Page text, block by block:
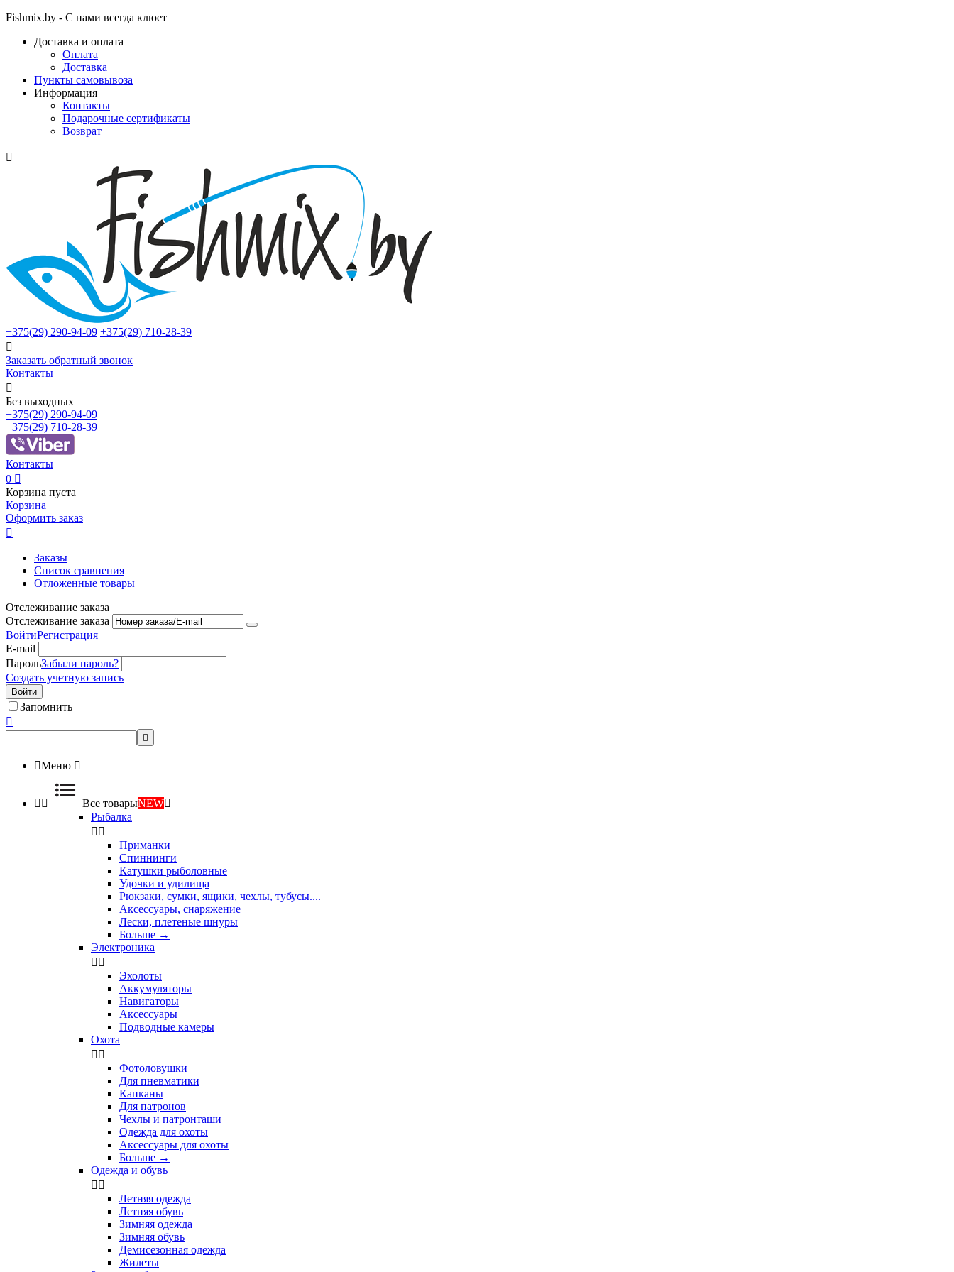
Fishmix.by - С нами всегда клюет
Доставка и оплата
Оплата
Доставка
Пункты самовывоза
Информация
Контакты
Подарочные сертификаты
Возврат

+375(29) 290-94-09 +375(29) 710-28-39

Заказать обратный звонок
Контакты

Без выходных
+375(29) 290-94-09
+375(29) 710-28-39
Контакты
0 
Корзина пуста
Корзина
Оформить заказ

Заказы
Список сравнения
Отложенные товары
Отслеживание заказа
Отслеживание заказа
ВойтиРегистрация
E-mail
ПарольЗабыли пароль?
Создать учетную запись
Войти
Запомнить


Меню 
  Все товарыNEW
Рыбалка
 
Приманки
Спиннинги
Катушки рыболовные
Удочки и удилища
Рюкзаки, сумки, ящики, чехлы, тубусы....
Аксессуары, снаряжение
Лески, плетеные шнуры
Больше →
Электроника
 
Эхолоты
Аккумуляторы
Навигаторы
Аксессуары
Подводные камеры
Охота
 
Фотоловушки
Для пневматики
Капканы
Для патронов
Чехлы и патронташи
Одежда для охоты
Аксессуары для охоты
Больше →
Одежда и обувь
 
Летняя одежда
Летняя обувь
Зимняя одежда
Зимняя обувь
Демисезонная одежда
Жилеты